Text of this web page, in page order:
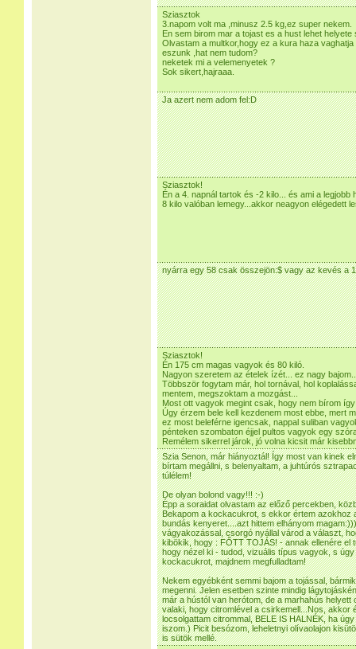
Sziasztok
3.napom volt ma ,minusz 2.5 kg,ez super nekem.
En sem birom mar a tojast es a hust lehet
Olvastam a multkor,hogy ez a kura haza
eszunk ,hat nem tudom?
neketek mi a velemenyetek ?
Sok sikert,hajraaa.
Ja azert nem adom fel:D
Sziasztok!
Én a 4. napnál tartok és -2 kilo... és ami a
8 kilo valóban lemegy...akkor neagyon elégedett
nyárra egy 58 csak összejön:$ vagy az kevés a
Sziasztok!
Én 175 cm magas vagyok és 80 kiló.
Nagyon szeretem az ételek ízét... ez nagy
Többször fogytam már, hol tornával, hol
mentem, megszoktam a mozgást...
Most ott vagyok megint csak, hogy nem bírom
Úgy érzem bele kell kezdenem most ebbe, mert
ez most beleférne igencsak, nappal suliban
pénteken szombaton éjjel pultos vagyok egy
Remélem sikerrel járok, jó volna kicsit már
Szia Senon, már hiányoztál! Így most van kinek
bírtam megállni, s belenyaltam, a juhtúrós
túlélem!
De olyan bolond vagy!!! :-)
Épp a soraidat olvastam az előző percekben,
Bekapom a kockacukrot, s ekkor értem azokhoz
bundás kenyeret....azt hittem elhányom
vágyakozással, csorgó nyállal várod a választ,
kibökik, hogy : FŐTT TOJÁS! - annak ellenére el
hogy nézel ki - tudod, vizuális típus vagyok, s
kockacukrot, majdnem megfulladtam!
Nekem egyébként semmi bajom a tojással,
megenni. Jelen esetben szinte mindig
már a hústól van herótom, de a marhahús
valaki, hogy citromlével a csirkemell...Nos, akkor
locsolgattam citrommal, BELE IS HALNÉK, ha
iszom.) Picit besózom, leheletnyi olívaolajon
is sütök mellé.